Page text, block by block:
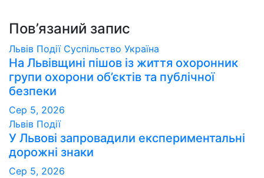
Пов’язаний запис
Львів Події Суспільство Україна
На Львівщині пішов із життя охоронник
групи охорони об’єктів та публічної
безпеки
Сер 5, 2026
Львів Події
У Львові запровадили експериментальні
дорожні знаки
Сер 5, 2026